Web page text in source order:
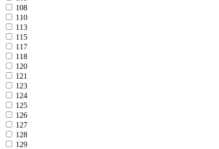
108
110
113
115
117
118
120
121
123
124
125
126
127
128
129